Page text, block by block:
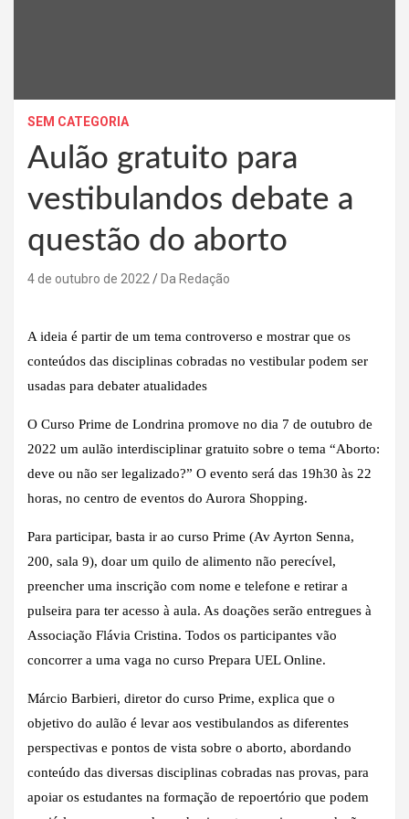
SEM CATEGORIA
Aulão gratuito para
vestibulandos debate a
questão do aborto
4 de outubro de 2022 Da Redação
A ideia é partir de um tema controverso e mostrar que os
conteúdos das disciplinas cobradas no vestibular podem ser
usadas para debater atualidades
O Curso Prime de Londrina promove no dia 7 de outubro de
2022 um aulão interdisciplinar gratuito sobre o tema “Aborto:
deve ou não ser legalizado?” O evento será das 19h30 às 22
horas, no centro de eventos do Aurora Shopping.
Para participar, basta ir ao curso Prime (Av Ayrton Senna,
200, sala 9), doar um quilo de alimento não perecível,
preencher uma inscrição com nome e telefone e retirar a
pulseira para ter acesso à aula. As doações serão entregues à
Associação Flávia Cristina. Todos os participantes vão
concorrer a uma vaga no curso Prepara UEL Online.
Márcio Barbieri, diretor do curso Prime, explica que o
objetivo do aulão é levar aos vestibulandos as diferentes
perspectivas e pontos de vista sobre o aborto, abordando
conteúdo das diversas disciplinas cobradas nas provas, para
apoiar os estudantes na formação de repoertório que podem